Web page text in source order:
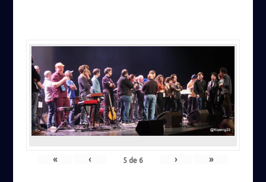
« ‹ 5de 6 › »